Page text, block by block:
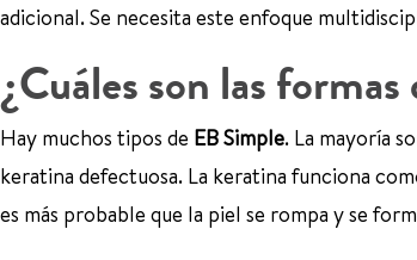
adicional. Se necesita este enfoque
¿Cuáles son las formas
Hay muchos tipos de EB Simple. La mayoría
keratina defectuosa. La keratina funciona
es más probable que la piel se rompa y se